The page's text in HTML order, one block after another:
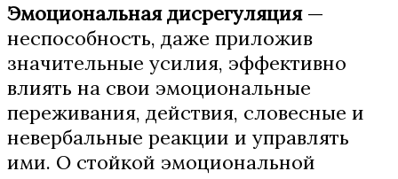
Эмоциональная дисрегуляция—
неспособность, даже приложив
значительные усилия, эффективно
влиять на свои эмоциональные
переживания, действия, словесные и
невербальные реакции и управлять
ими. О стойкой эмоциональной